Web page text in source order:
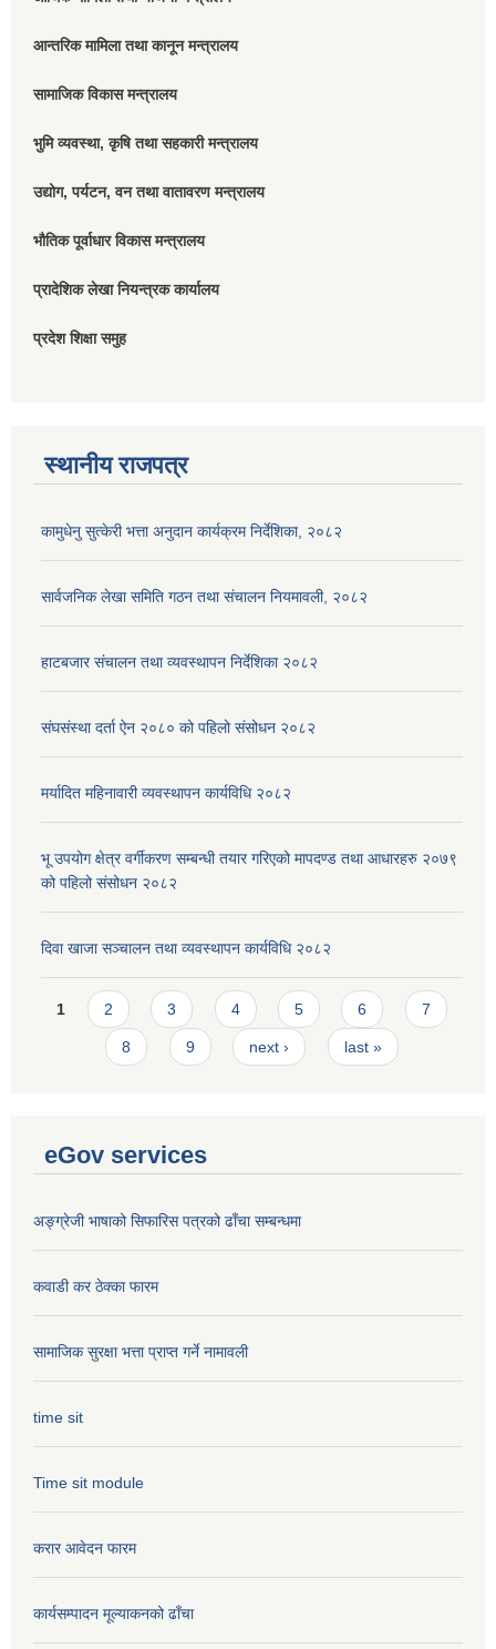
आन्तरिक मामिला तथा कानून मन्त्रालय
सामाजिक विकास मन्त्रालय
भुमि व्यवस्था, कृषि तथा सहकारी मन्त्रालय
उद्योग, पर्यटन, वन तथा वातावरण मन्त्रालय
भौतिक पूर्वाधार विकास मन्त्रालय
प्रादेशिक लेखा नियन्त्रक कार्यालय
प्रदेश शिक्षा समुह
स्थानीय राजपत्र
कामुधेनु सुत्केरी भत्ता अनुदान कार्यक्रम निर्देशिका, २०८२
सार्वजनिक लेखा समिति गठन तथा संचालन नियमावली, २०८२
हाटबजार संचालन तथा व्यवस्थापन निर्देशिका २०८२
संघसंस्था दर्ता ऐन २०८० को पहिलो संसोधन २०८२
मर्यादित महिनावारी व्यवस्थापन कार्यविधि २०८२
भू उपयोग क्षेत्र वर्गीकरण सम्बन्धी तयार गरिएको मापदण्ड तथा आधारहरु २०७९
को पहिलो संसोधन २०८२
दिवा खाजा सञ्चालन तथा व्यवस्थापन कार्यविधि २०८२
Pages
1 2 3 4 5 6 7
8 9 next › last »
eGov services
अङ्ग्रेजी भाषाको सिफारिस पत्रको ढाँचा सम्बन्धमा
कवाडी कर ठेक्का फारम
सामाजिक सुरक्षा भत्ता प्राप्त गर्ने नामावली
time sit
Time sit module
करार आवेदन फारम
कार्यसम्पादन मूल्या‌कनको ढाँचा